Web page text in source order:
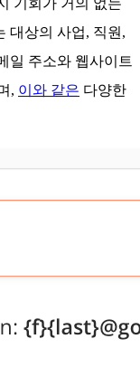
기회가 거의 없는
대상의 사업, 직원,
일 주소와 웹사이트
, 이와 같은 다양한